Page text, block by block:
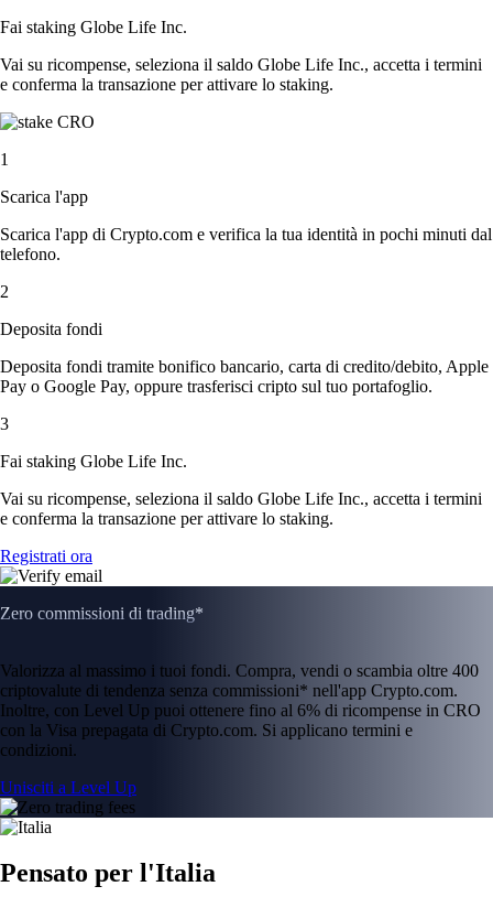
Fai staking Globe Life Inc.
Vai su ricompense, seleziona il saldo Globe Life Inc., accetta i termini
e conferma la transazione per attivare lo staking.
1
Scarica l'app
Scarica l'app di Crypto.com e verifica la tua identità in pochi minuti dal
telefono.
2
Deposita fondi
Deposita fondi tramite bonifico bancario, carta di credito/debito, Apple
Pay o Google Pay, oppure trasferisci cripto sul tuo portafoglio.
3
Fai staking Globe Life Inc.
Vai su ricompense, seleziona il saldo Globe Life Inc., accetta i termini
e conferma la transazione per attivare lo staking.
Registrati ora
Zero commissioni di trading*
Valorizza al massimo i tuoi fondi. Compra, vendi o scambia oltre 400
criptovalute di tendenza senza commissioni* nell'app Crypto.com.
Inoltre, con Level Up puoi ottenere fino al 6% di ricompense in CRO
con la Visa prepagata di Crypto.com. Si applicano termini e
condizioni.
Unisciti a Level Up
Pensato per l'Italia